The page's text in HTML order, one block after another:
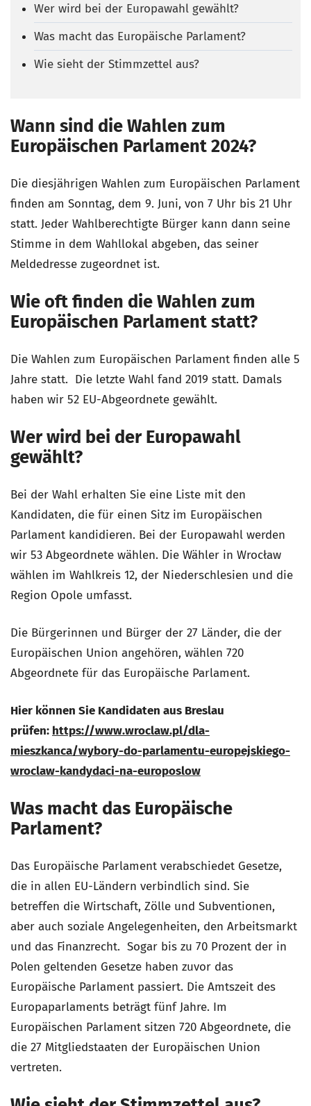
Wer wird bei der Europawahl gewählt?
Was macht das Europäische Parlament?
Wie sieht der Stimmzettel aus?
Wann sind die Wahlen zum
Europäischen Parlament 2024?
Die diesjährigen Wahlen zum Europäischen Parlament
finden am Sonntag, dem 9. Juni, von 7 Uhr bis 21 Uhr
statt. Jeder Wahlberechtigte Bürger kann dann seine
Stimme in dem Wahllokal abgeben, das seiner
Meldedresse zugeordnet ist.
Wie oft finden die Wahlen zum
Europäischen Parlament statt?
Die Wahlen zum Europäischen Parlament finden alle 5
Jahre statt. Die letzte Wahl fand 2019 statt. Damals
haben wir 52 EU-Abgeordnete gewählt.
Wer wird bei der Europawahl
gewählt?
Bei der Wahl erhalten Sie eine Liste mit den
Kandidaten, die für einen Sitz im Europäischen
Parlament kandidieren. Bei der Europawahl werden
wir 53 Abgeordnete wählen. Die Wähler in Wrocław
wählen im Wahlkreis 12, der Niederschlesien und die
Region Opole umfasst.
Die Bürgerinnen und Bürger der 27 Länder, die der
Europäischen Union angehören, wählen 720
Abgeordnete für das Europäische Parlament.
Hier können Sie Kandidaten aus Breslau
prüfen: https://www.wroclaw.pl/dla-
mieszkanca/wybory-do-parlamentu-europejskiego-
wroclaw-kandydaci-na-europoslow
Was macht das Europäische
Parlament?
Das Europäische Parlament verabschiedet Gesetze,
die in allen EU-Ländern verbindlich sind. Sie
betreffen die Wirtschaft, Zölle und Subventionen,
aber auch soziale Angelegenheiten, den Arbeitsmarkt
und das Finanzrecht. Sogar bis zu 70 Prozent der in
Polen geltenden Gesetze haben zuvor das
Europäische Parlament passiert. Die Amtszeit des
Europaparlaments beträgt fünf Jahre. Im
Europäischen Parlament sitzen 720 Abgeordnete, die
die 27 Mitgliedstaaten der Europäischen Union
vertreten.